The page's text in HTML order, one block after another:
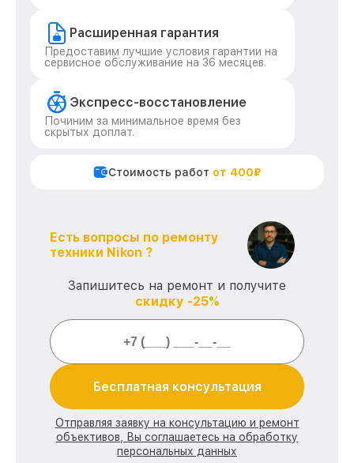
Расширенная гарантия
Предоставим лучшие условия гарантии на
сервисное обслуживание на 36 месяцев.
Экспресс-восстановление
Починим за минимальное время без
скрытых доплат.
Стоимость работ от 400₽
Есть вопросы по ремонту
техники Nikon ?
Запишитесь на ремонт и получите
скидку -25%
Бесплатная консультация
Отправляя заявку на консультацию и ремонт
объективов, Вы соглашаетесь на обработку
персональных данных